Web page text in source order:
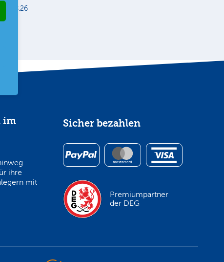
05.08.26
im
ihre
mit
Sicher bezahlen
Premiumpartner
der DEG